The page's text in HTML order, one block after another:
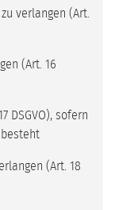
verlangen (Art.
(Art. 16
DSGVO), sofern
(Art. 18